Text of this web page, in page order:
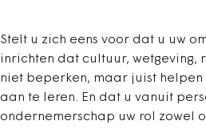
Stelt u zich eens voor dat u uw
inrichten dat cultuur, wetgeving,
niet beperken, maar juist helpen
aan te leren. En dat u vanuit
ondernemerschap uw rol zowel